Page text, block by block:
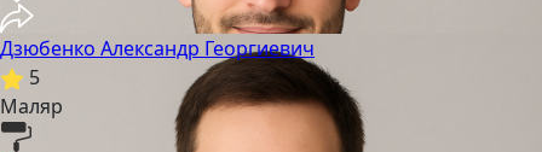
Дзюбенко Александр Георгиевич
5
Маляр